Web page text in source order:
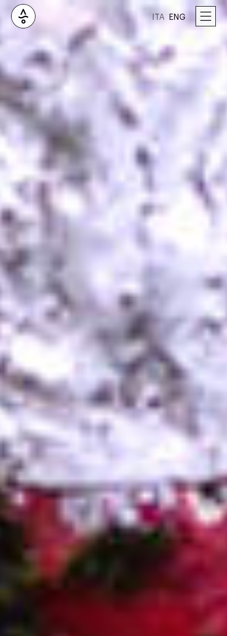
ITA ENG